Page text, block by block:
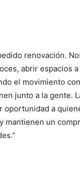
renovación.
abrir espacios
el movimiento
junto a la gente.
oportunidad a
mantienen un